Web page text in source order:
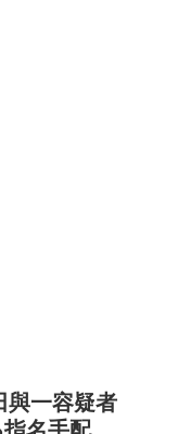
與一容疑者